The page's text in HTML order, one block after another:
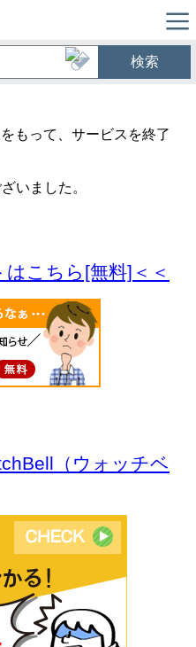
検索
もって、サービスを終了
いました。
はこちら[無料]＜＜
（ウォッチベ